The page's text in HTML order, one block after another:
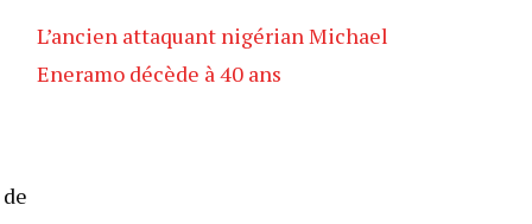
L’ancien attaquant nigérian Michael
Eneramo décède à 40 ans